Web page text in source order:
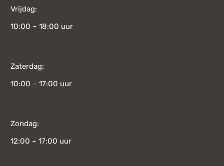
Vrijdag:
10:00 – 18:00 uur
Zaterdag:
10:00 – 17:00 uur
Zondag:
12:00 – 17:00 uur